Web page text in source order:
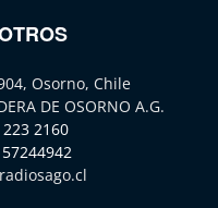
Osorno, Chile
DE OSORNO A.G.
2160